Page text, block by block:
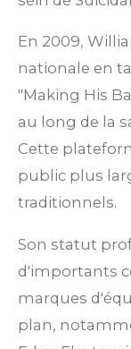
En 2009,
nationale en
"Making His
au long de la
Cette
public plus
traditionnels.
Son statut
d'importants
marques
plan,